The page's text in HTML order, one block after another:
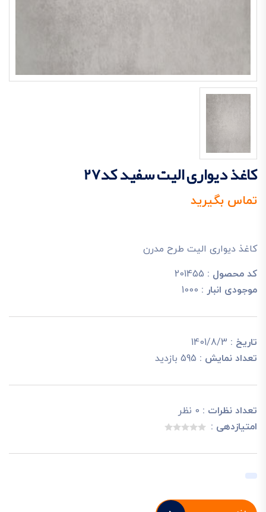
کاغذ دیواری الیت سفید کد27
تماس بگیرید
کاغذ دیواری الیت طرح مدرن
کد محصول : 201455
موجودی انبار : 1000
تاریخ : 1401/8/3
تعداد نمایش : 595 بازدید
تعداد نظرات : 0 نظر
امتیازدهی :